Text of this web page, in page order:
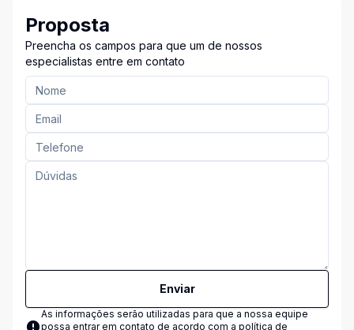
Proposta
Preencha os campos para que um de nossos
especialistas entre em contato
Enviar
As informações serão utilizadas para que a nossa equipe
possa entrar em contato de acordo com a política de